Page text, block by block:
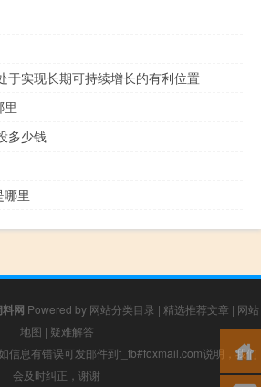
于实现长期可持续增长的有利位置
里
多少钱
哪里
网 Powered by 网站分类目录 | 精选推荐文章 | 网站
地图 | 疑难解答
信息有错误可发邮件到f_fb#foxmail.com说明，我们
会及时纠正，谢谢